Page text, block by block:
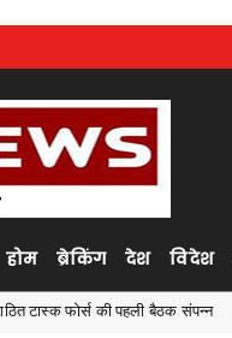
होम ब्रेकिंग देश विदेश
बैठक संपन्न Chhattisgarh